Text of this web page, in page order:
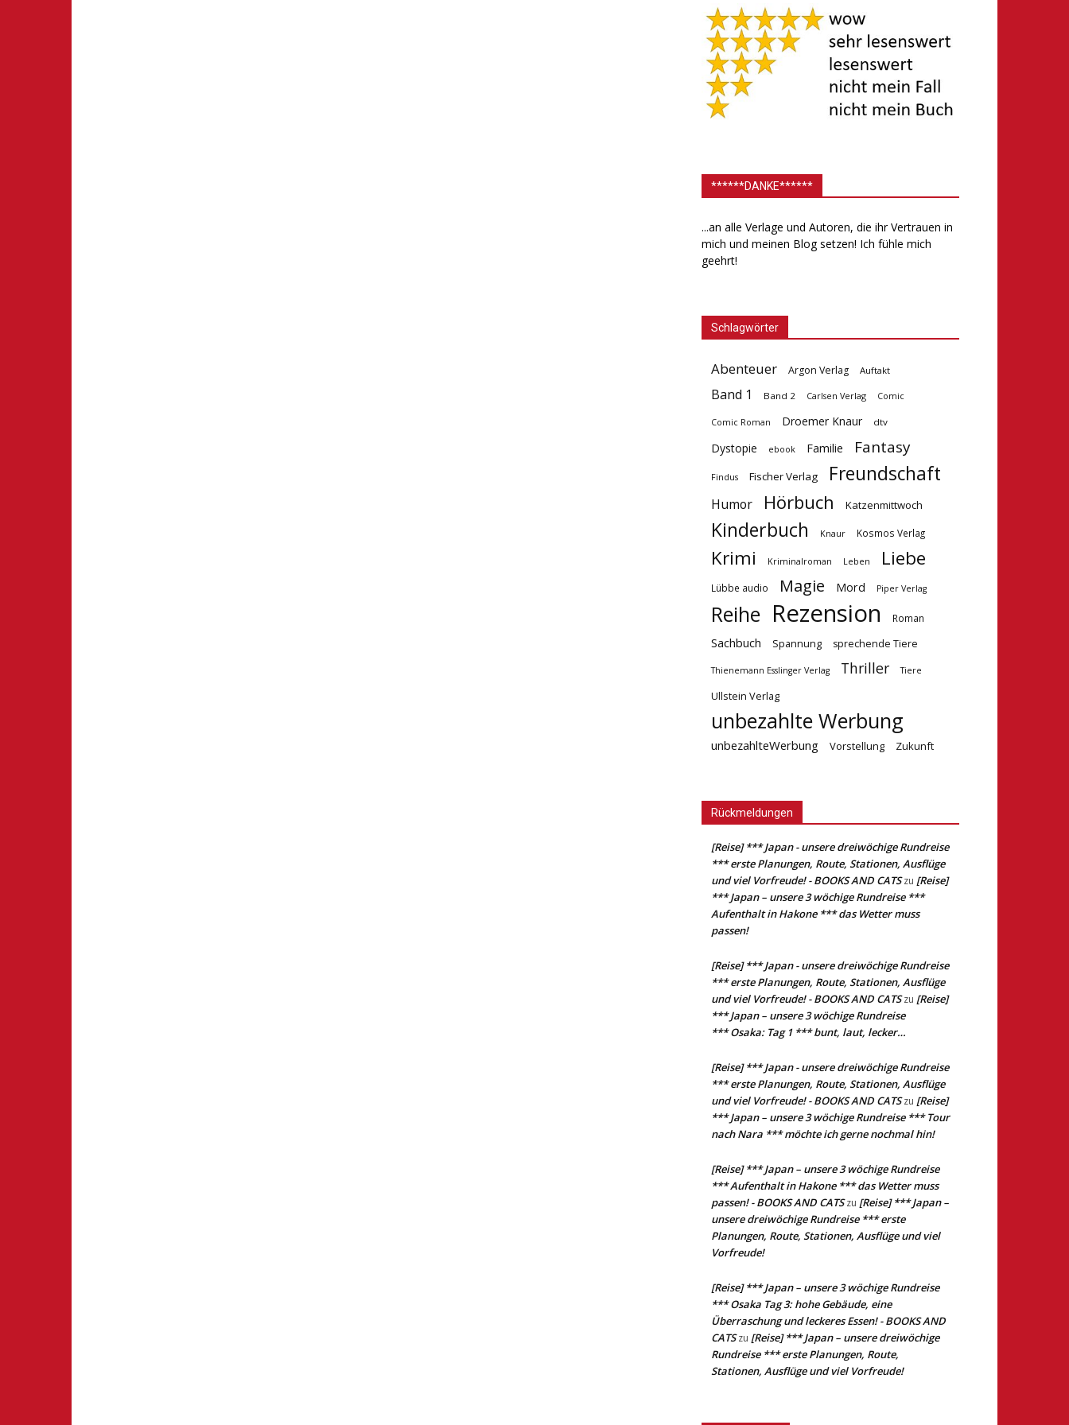
******DANKE******
...an alle Verlage und Autoren, die ihr Vertrauen in
mich und meinen Blog setzen! Ich fühle mich
geehrt!
Schlagwörter
Abenteuer Argon Verlag Auftakt
Band 1 Band 2 Carlsen Verlag Comic
Comic Roman Droemer Knaur dtv
Dystopie ebook Familie Fantasy
Findus Fischer Verlag Freundschaft
Humor Hörbuch Katzenmittwoch
Kinderbuch Knaur Kosmos Verlag
Krimi Kriminalroman Leben Liebe
Lübbe audio Magie Mord Piper Verlag
Reihe Rezension Roman
Sachbuch Spannung sprechende Tiere
Thienemann Esslinger Verlag Thriller Tiere
Ullstein Verlag
unbezahlte Werbung
unbezahlteWerbung Vorstellung Zukunft
Rückmeldungen
[Reise] *** Japan - unsere dreiwöchige Rundreise
*** erste Planungen, Route, Stationen, Ausflüge
und viel Vorfreude! - BOOKS AND CATSzu [Reise]
*** Japan – unsere 3 wöchige Rundreise ***
Aufenthalt in Hakone *** das Wetter muss
passen!
[Reise] *** Japan - unsere dreiwöchige Rundreise
*** erste Planungen, Route, Stationen, Ausflüge
und viel Vorfreude! - BOOKS AND CATSzu [Reise]
*** Japan – unsere 3 wöchige Rundreise
*** Osaka: Tag 1 *** bunt, laut, lecker…
[Reise] *** Japan - unsere dreiwöchige Rundreise
*** erste Planungen, Route, Stationen, Ausflüge
und viel Vorfreude! - BOOKS AND CATSzu [Reise]
*** Japan – unsere 3 wöchige Rundreise *** Tour
nach Nara *** möchte ich gerne nochmal hin!
[Reise] *** Japan – unsere 3 wöchige Rundreise
*** Aufenthalt in Hakone *** das Wetter muss
passen! - BOOKS AND CATSzu [Reise] *** Japan –
unsere dreiwöchige Rundreise *** erste
Planungen, Route, Stationen, Ausflüge und viel
Vorfreude!
[Reise] *** Japan – unsere 3 wöchige Rundreise
*** Osaka Tag 3: hohe Gebäude, eine
Überraschung und leckeres Essen! - BOOKS AND
CATSzu [Reise] *** Japan – unsere dreiwöchige
Rundreise *** erste Planungen, Route,
Stationen, Ausflüge und viel Vorfreude!